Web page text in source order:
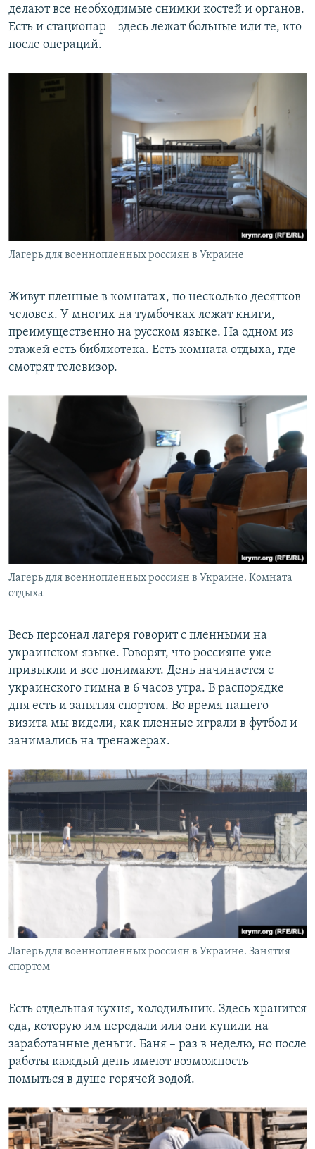
делают все необходимые снимки костей и органов.
Есть и стационар – здесь лежат больные или те, кто
после операций.
Лагерь для военнопленных россиян в Украине
Живут пленные в комнатах, по несколько десятков
человек. У многих на тумбочках лежат книги,
преимущественно на русском языке. На одном из
этажей есть библиотека. Есть комната отдыха, где
смотрят телевизор.
Лагерь для военнопленных россиян в Украине. Комната
отдыха
Весь персонал лагеря говорит с пленными на
украинском языке. Говорят, что россияне уже
привыкли и все понимают. День начинается с
украинского гимна в 6 часов утра. В распорядке
дня есть и занятия спортом. Во время нашего
визита мы видели, как пленные играли в футбол и
занимались на тренажерах.
Лагерь для военнопленных россиян в Украине. Занятия
спортом
Есть отдельная кухня, холодильник. Здесь хранится
еда, которую им передали или они купили на
заработанные деньги. Баня – раз в неделю, но после
работы каждый день имеют возможность
помыться в душе горячей водой.